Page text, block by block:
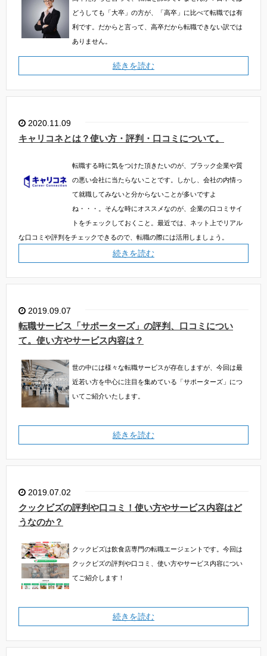
どうしても「大卒」の方が、「高卒」に比べて転職では有
利です。だからと言って、高卒だから転職できない訳では
ありません。
続きを読む
2020.11.09
キャリコネとは？使い方・評判・口コミについて。
転職する時に気をつけた頂きたいのが、ブラック企業や質
の悪い会社に当たらないことです。しかし、会社の内情っ
て就職してみないと分からないことが多いですよ
ね・・・。そんな時にオススメなのが、企業の口コミサイ
トをチェックしておくこと。最近では、ネット上でリアル
な口コミや評判をチェックできるので、転職の際には活用しましょう。
続きを読む
2019.09.07
転職サービス「サポーターズ」の評判、口コミについ
て。使い方やサービス内容は？
世の中には様々な転職サービスが存在しますが、今回は最
近若い方を中心に注目を集めている「サポーターズ」につ
いてご紹介いたします。
続きを読む
2019.07.02
クックビズの評判や口コミ！使い方やサービス内容はど
うなのか？
クックビズは飲食店専門の転職エージェントです。今回は
クックビズの評判や口コミ、使い方やサービス内容につい
てご紹介します！
続きを読む